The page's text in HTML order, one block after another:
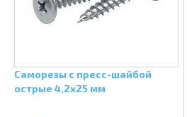
Саморезы с пресс-шайбой
острые 4,2х25 мм